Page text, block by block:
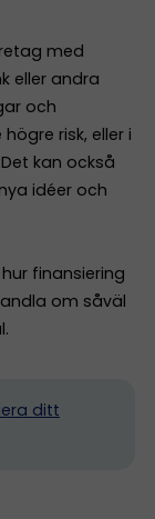
med
eller andra
och
risk, eller i
kan också
idéer och
finansiering
om såväl
ditt